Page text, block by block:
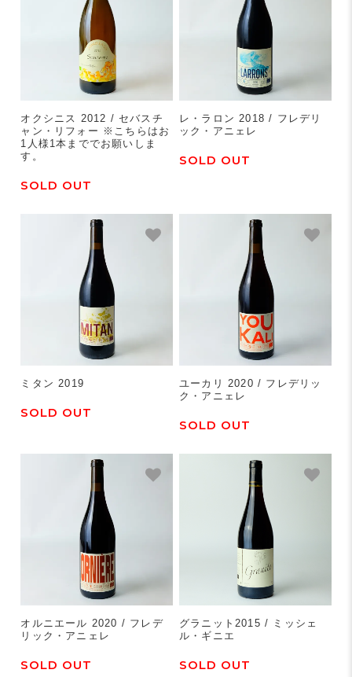
オクシニス 2012 / セバスチ
ャン・リフォー ※こちらはお
1人様1本まででお願いしま
す。
SOLD OUT
レ・ラロン 2018 / フレデリ
ック・アニェレ
SOLD OUT
ミタン 2019
SOLD OUT
ユーカリ 2020 / フレデリッ
ク・アニェレ
SOLD OUT
オルニエール 2020 / フレデ
リック・アニェレ
SOLD OUT
グラニット2015 / ミッシェ
ル・ギニエ
SOLD OUT